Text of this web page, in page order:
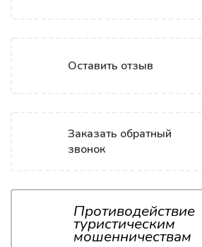
Оставить отзыв
Заказать обратный
звонок
Противодействие
туристическим
мошенничествам